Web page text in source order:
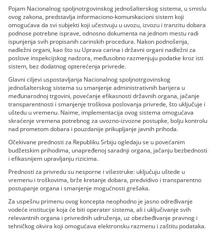
Pojam Nacionalnog spoljnotrgovinskog jednošalterskog sistema, u smislu
ovog zakona, predstavlja informaciono-komunikacioni sistem koji
omogućava da svi subjekti koji učestvuju u uvozu, izvozu i tranzitu dobara
podnose potrebne isprave, odnosno dokumenta na jednom mestu radi
ispunjenja svih propisanih carinskih procedura. Nakon podnošenja,
nadležni organi, kao što su Uprava carina i državni organi nadležni za
poslove inspekcijskog nadzora, međusobno razmenjuju podatke kroz isti
sistem, bez dodatnog opterećenja privrede.
Glavni ciljevi uspostavljanja Nacionalnog spoljnotrgovinskog
jednošalterskog sistema su smanjenje administrativnih barijera u
međunarodnoj trgovini, povećanje efikasnosti državnih organa, jačanje
transparentnosti i smanjenje troškova poslovanja privrede, što uključuje i
uštedu u vremenu. Naime, implementacija ovog sistema omogućava
skraćenje vremena potrebnog za uvozno-izvozne postupke, bolju kontrolu
nad prometom dobara i pouzdanije prikupljanje javnih prihoda.
Očekivane prednosti za Republiku Srbiju ogledaju se u povećanim
budžetskim prihodima, unapređenoj saradnji organa, jačanju bezbednosti
i efikasnijem upravljanju rizicima.
Prednosti za privredu su nesporne i višestruke: uključuju uštede u
vremenu i troškovima, brže kretanje dobara, predvidivo i transparentno
postupanje organa i smanjenje mogućnosti grešaka.
Za uspešnu primenu ovog koncepta neophodno je jasno određivanje
vodeće institucije koja će biti operater sistema, ali i uključivanje svih
relevantnih organa i privrednih udruženja, uz obezbeđivanje pravnog i
tehničkog okvira koji omogućava elektronsku razmenu i zaštitu podataka.